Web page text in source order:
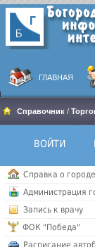
ГЛАВНАЯ
Справочник /
ВОЙТИ
Справка о городе
Администрация
Запись к врачу
ФОК "Победа"
Расписание